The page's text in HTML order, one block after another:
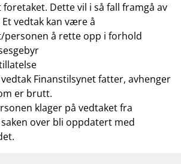
Dette vil i så fall framgå av
vedtak kan være å
personen å rette opp i forhold
Finanstilsynet fatter, avhenger
er brutt.
klager på vedtaket fra
over bli oppdatert med